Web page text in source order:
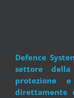
Defence
settore
protezione
direttamente